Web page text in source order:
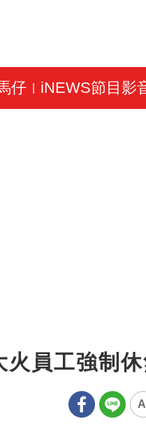
仔| iNEWS節目影
員工強制休